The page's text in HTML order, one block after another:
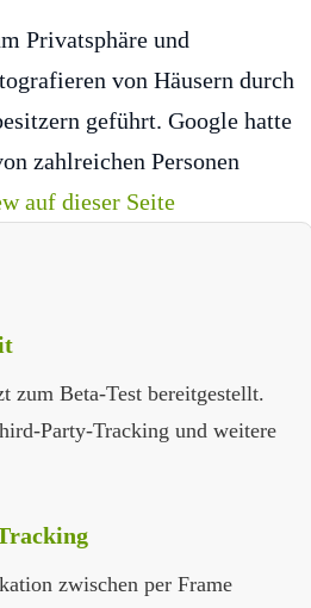
Privatsphäre und
von Häusern durch
geführt. Google hatte
zahlreichen Personen
auf dieser Seite
zum Beta-Test bereitgestellt.
Party-Tracking und weitere
zwischen per Frame